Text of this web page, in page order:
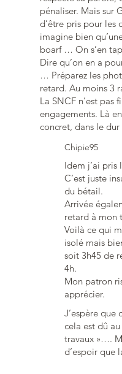
pénaliser. Mais sur
d’être pris pour les
imagine bien
boarf … On s’en
Dire qu’on en a
… Préparez les
retard. Au moins 3
La SNCF n’est pas
engagements. Là
concret, dans le
Chipie95
Idem j’ai
C’est juste
du bétail.
Arrivée
retard à mon
Voilà ce qui
isolé mais
soit 3h45 de
4h.
Mon patron
apprécier.
J’espère que
cela est dû
travaux »….
d’espoir que